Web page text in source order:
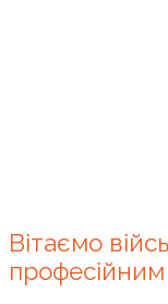
Вітаємо